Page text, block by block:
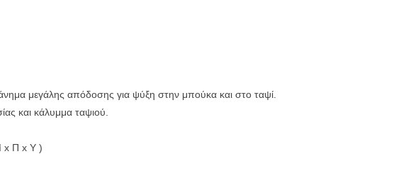
μεγάλης απόδοσης για ψύξη στην μπούκα και στο ταψί.
και κάλυμμα ταψιού.
x Π x Υ )